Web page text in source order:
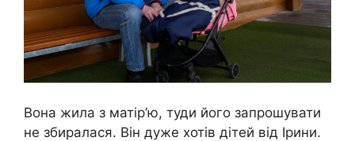
Вона жила з матір’ю, туди його запрошувати
не збиралася. Він дуже хотів дітей від Ірини.